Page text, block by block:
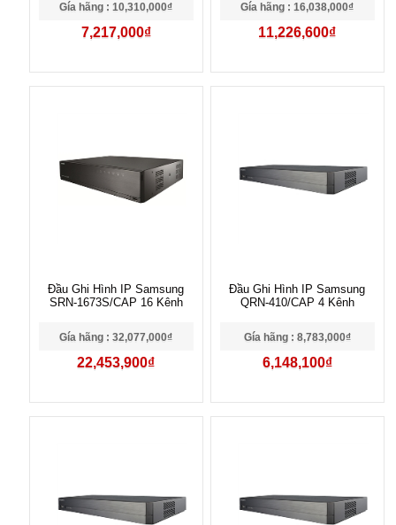
Gía hãng : 10,310,000₫
7,217,000₫
Gía hãng : 16,038,000₫
11,226,600₫
Đầu Ghi Hình IP Samsung
SRN-1673S/CAP 16 Kênh
Gía hãng : 32,077,000₫
22,453,900₫
Đầu Ghi Hình IP Samsung
QRN-410/CAP 4 Kênh
Gía hãng : 8,783,000₫
6,148,100₫